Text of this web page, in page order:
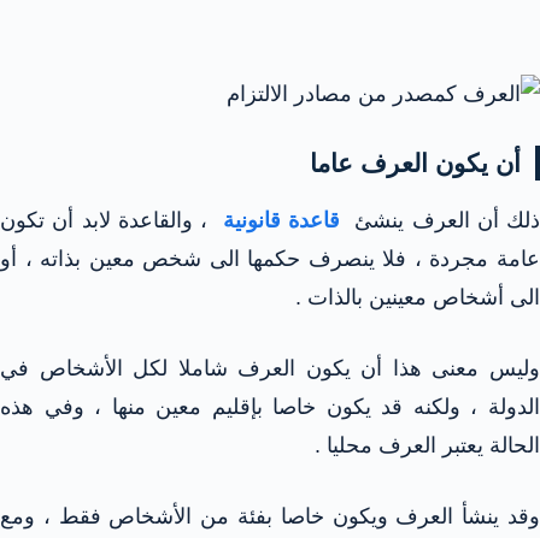
أن يكون العرف عاما
ذلك أن العرف ينشئ قاعدة قانونية
، والقاعدة لابد أن تكون
عامة مجردة ، فلا ينصرف حكمها الى شخص معين بذاته ، أو
الى أشخاص معينين بالذات .
وليس معنى هذا أن يكون العرف شاملا لكل الأشخاص في
الدولة ، ولكنه قد يكون خاصا بإقليم معين منها ، وفي هذه
الحالة يعتبر العرف محليا .
وقد ينشأ العرف ويكون خاصا بفئة من الأشخاص فقط ، ومع